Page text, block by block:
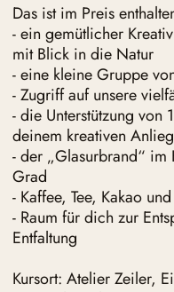
Das ist im Preis
- ein gemütlicher
mit Blick in die Natur
- eine kleine Gruppe
- Zugriff auf unsere
- die Unterstützung von
deinem kreativen
- der „Glasurbrand“
Grad
- Kaffee, Tee, Kakao
- Raum für dich zur
Entfaltung
Kursort: Atelier Zeiler,